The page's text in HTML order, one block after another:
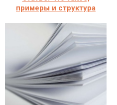
примеры и структура